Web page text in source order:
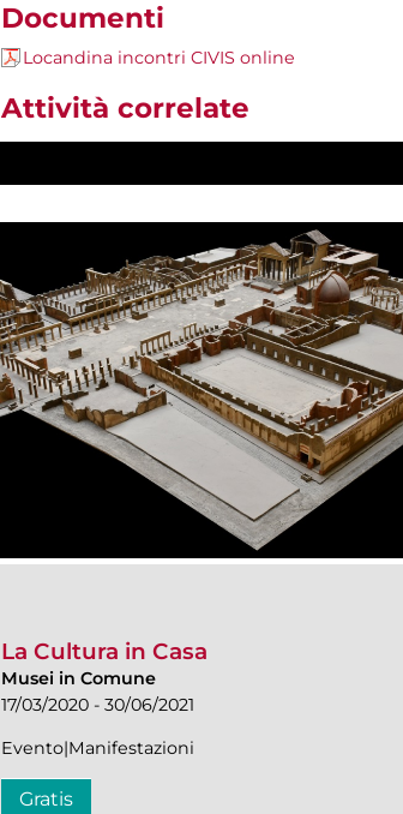
Documenti
Locandina incontri CIVIS online
Attività correlate
La Cultura in Casa
Musei in Comune
17/03/2020 - 30/06/2021
Evento|Manifestazioni
Gratis